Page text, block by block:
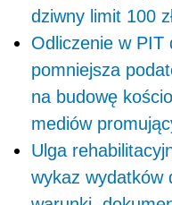
dziwny limit 100
Odliczenie w PIT
pomniejsza
na budowę
mediów
Ulga
wykaz wydatków